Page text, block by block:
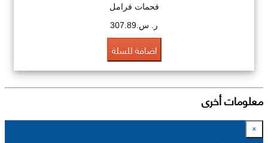
فحمات فرامل
ر. س.307.89
اضافة للسلة
معلومات أخرى
×